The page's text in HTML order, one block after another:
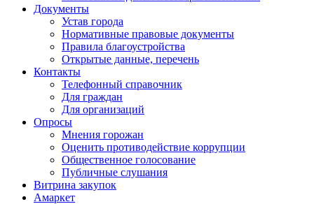
Документы
Устав города
Нормативные правовые документы
Правила благоустройства
Открытые данные, перечень
Контакты
Телефонный справочник
Для граждан
Для организаций
Опросы
Мнения горожан
Оценить противодействие коррупции
Общественное голосование
Публичные слушания
Витрина закупок
Амаркет